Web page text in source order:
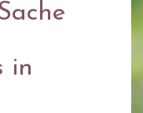
in